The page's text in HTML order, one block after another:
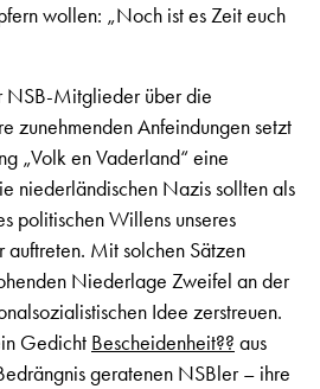
wollen: „Noch ist es Zeit euch
NSB-Mitglieder über die
zunehmenden Anfeindungen setzt
„Volk en Vaderland“ eine
niederländischen Nazis sollten als
politischen Willens unseres
auftreten. Mit solchen Sätzen
Niederlage Zweifel an der
Idee zerstreuen.
Gedicht Bescheidenheit?? aus
geratenen NSBler – ihre